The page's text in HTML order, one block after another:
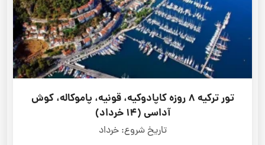
تور ترکیه 8 روزه کاپادوکیه، قونیه، پاموکاله، کوش
آداسی (14 خرداد)
تاریخ شروع: خرداد